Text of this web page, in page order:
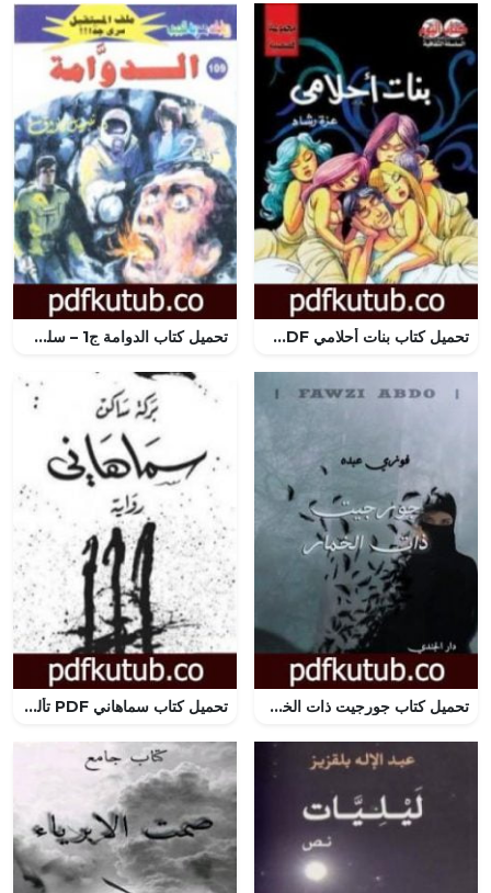
تحميل كتاب بنات أحلامي PDF تأليف عزة رشاد مجانا [كامل] تحميل كتاب الدوامة ج1 – سلسلة ملف المستقبل PDF تأليف نبيل فاروق مجانا [كامل]
تحميل كتاب جورجيت ذات الخمار PDF تأليف فوزي عبده مجانا [كامل] تحميل كتاب سماهاني PDF تأليف عبد العزيز بركة ساكن مجانا [كامل]